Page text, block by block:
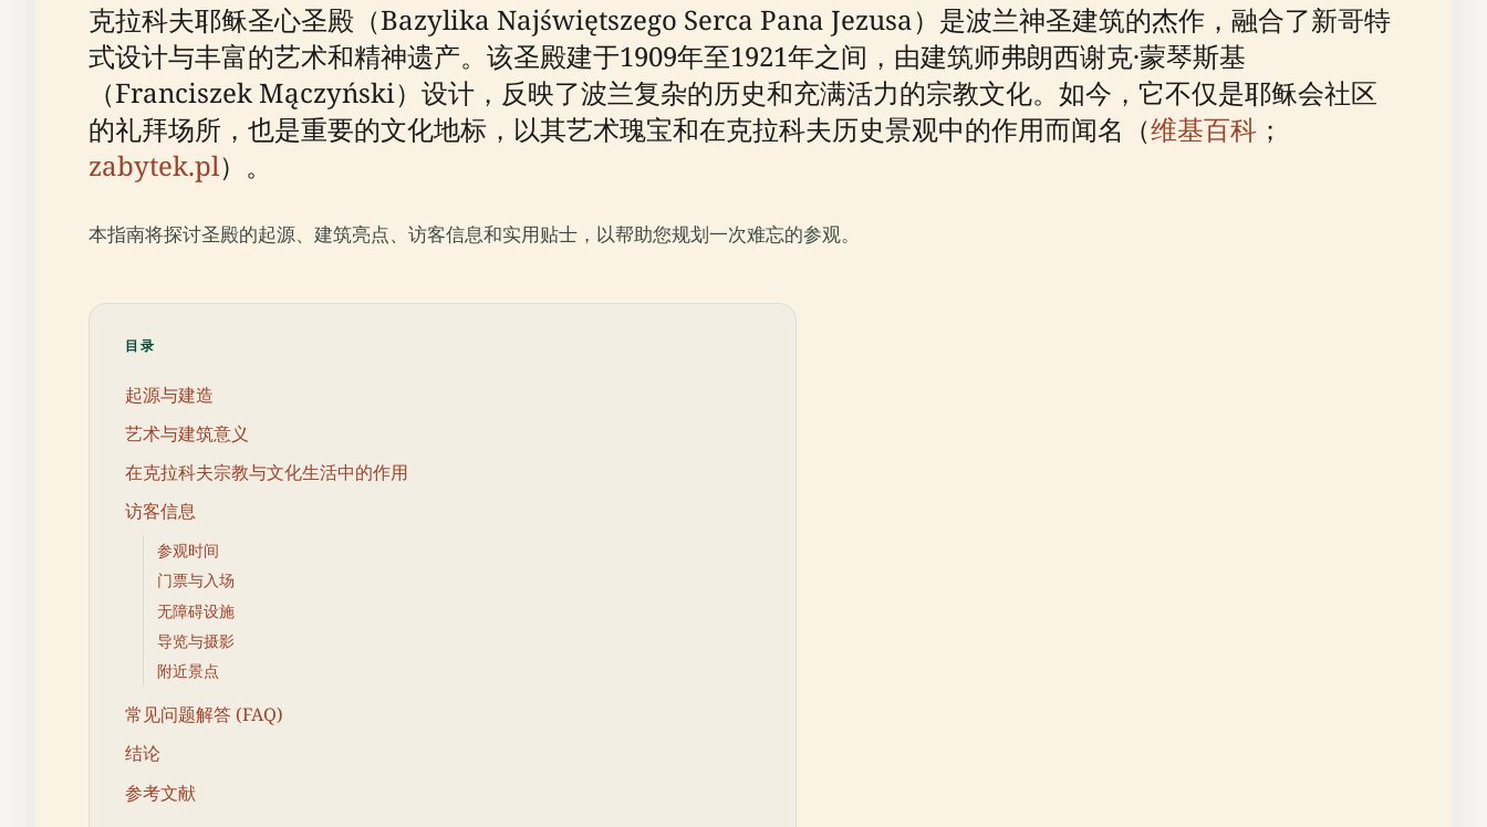
克拉科夫耶稣圣心圣殿（Bazylika Najświętszego Serca Pana Jezusa）是波兰神圣建筑的杰作，融合了新哥特
式设计与丰富的艺术和精神遗产。该圣殿建于1909年至1921年之间，由建筑师弗朗西谢克·蒙琴斯基
（Franciszek Mączyński）设计，反映了波兰复杂的历史和充满活力的宗教文化。如今，它不仅是耶稣会社区
的礼拜场所，也是重要的文化地标，以其艺术瑰宝和在克拉科夫历史景观中的作用而闻名（维基百科 ；
zabytek.pl）。
本指南将探讨圣殿的起源、建筑亮点、访客信息和实用贴士，以帮助您规划一次难忘的参观。
目录
起源与建造
艺术与建筑意义
在克拉科夫宗教与文化生活中的作用
访客信息
参观时间
门票与入场
无障碍设施
导览与摄影
附近景点
常见问题解答 (FAQ)
结论
参考文献